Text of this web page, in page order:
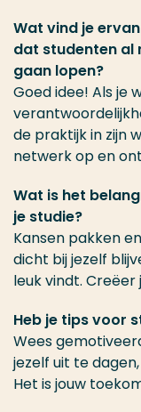
Wat vind je ervan
dat studenten al
gaan lopen?
Goed idee! Als je
de praktijk in zijn
netwerk op en
Wat is het
je studie?
Kansen pakken
dicht bij jezelf
leuk vindt. Creëer
Heb je tips voor
Wees
jezelf uit te
Het is jouw